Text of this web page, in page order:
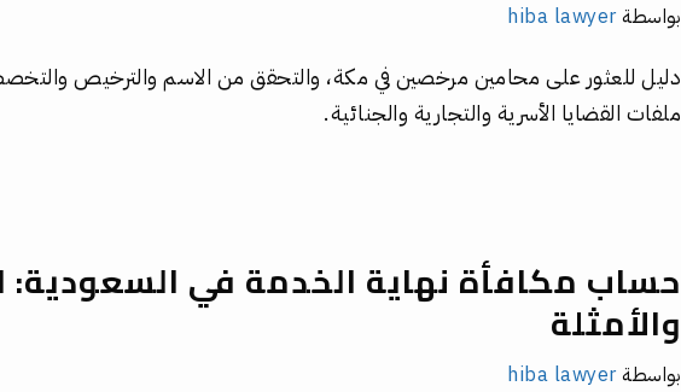
بواسطةhiba lawyer
دليل للعثور على محامين مرخصين في مكة، والتحقق من الاسم والترخيص
ملفات القضايا الأسرية والتجارية والجنائية.
حساب مكافأة نهاية الخدمة في السعودية:
والأمثلة
بواسطةhiba lawyer